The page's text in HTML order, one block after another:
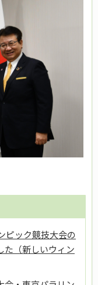
ピック競技大会の
た（新しいウィン